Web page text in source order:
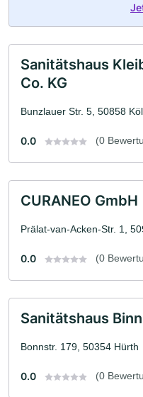
Sanitätshaus
Co. KG
Bunzlauer Str. 5, 50858
0.0 (0
CURANEO GmbH
Prälat-van-Acken-Str. 1,
0.0 (0
Sanitätshaus
Bonnstr. 179, 50354 Hürth
0.0 (0